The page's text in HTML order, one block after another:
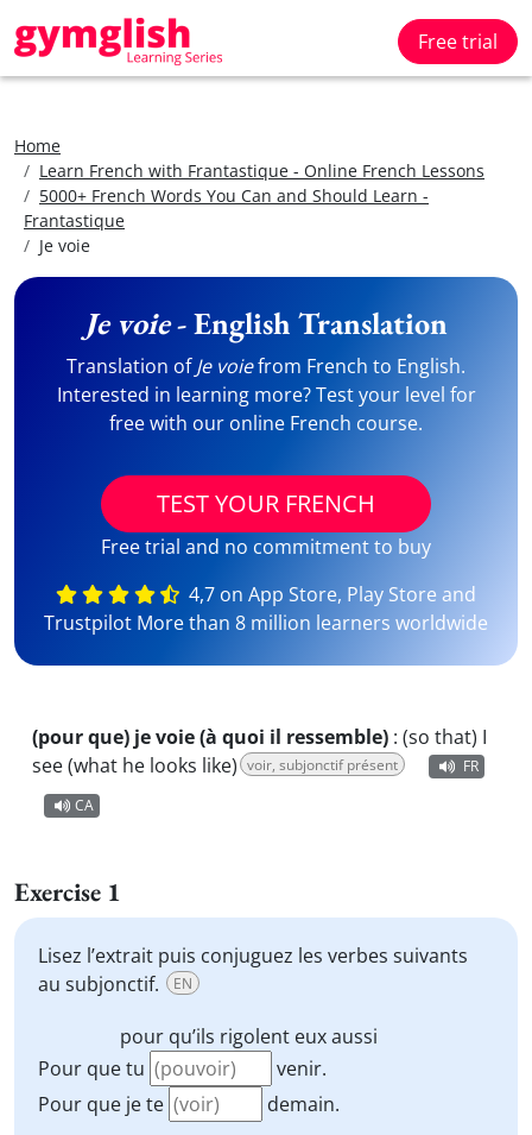
Free trial
Home
Learn French with Frantastique - Online French Lessons
5000+ French Words You Can and Should Learn -
Frantastique
Je voie
Je voie- English Translation
Translation ofJe voiefrom French to English.
Interested in learning more? Test your level for
free with our online French course.
TEST YOUR FRENCH
Free trial and no commitment to buy
4,7 on App Store, Play Store and
Trustpilot More than 8 million learners worldwide
(pour que) je voie (à quoi il ressemble) : (so that) I
see (what he looks like) voir, subjonctif présent
FR
CA
Exercise 1
Lisez l’extrait puis conjuguez les verbes suivants
au subjonctif.
EN
pour qu’ils rigolent eux aussi
Pour que tu
venir.
Pour que je te
demain.